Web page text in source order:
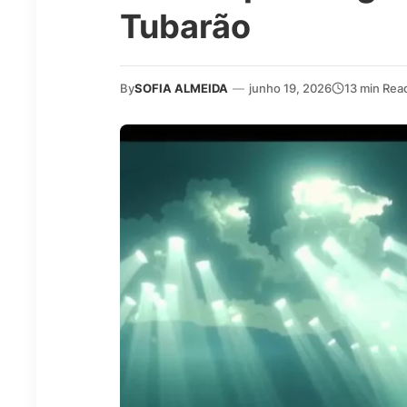
Tubarão
BySOFIA ALMEIDA — junho 19, 2026 13 min